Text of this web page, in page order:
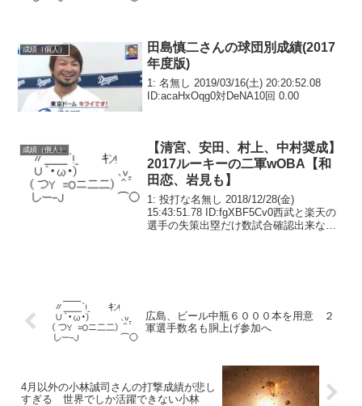
成績（個人）
田島慎二さんの球団別成績(2017
年度版)
1: 名無し 2019/03/16(土) 20:20:52.08
ID:acaHxOqg0対DeNA10回 0.00
成績（個人）
【清宮、安田、村上、中村奨成】
2017ルーキーの二軍wOBA【和
田恋、岩見も】
1: 投打な名無し 2018/12/28(金)
15:43:51.78 ID:fgXBF5Cv0西武と楽天の
選手の失策出塁だけ数試合確認出来なか
広島、ビール中瓶６０００本を用意 ２
軍選手数名も胴上げ参加へ
4月以外の小林誠司さんの打撃成績が悲し
すぎる 世界でしか活躍できない小林